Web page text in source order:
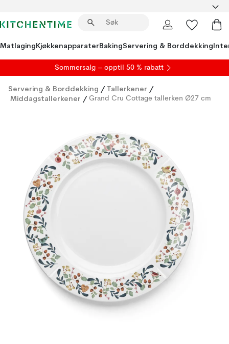
MatlagingKjøkkenapparaterBakingServering & Borddekking
Sommersalg – opptil 50 % rabatt
Servering & Borddekking / Tallerkener /
Middagstallerkener / Grand Cru Cottage tallerken Ø27 cm